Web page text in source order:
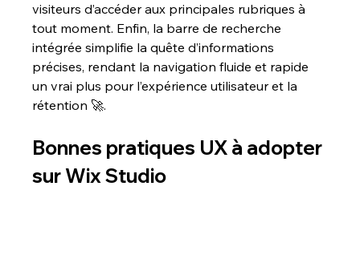
visiteurs d’accéder aux principales rubriques à
tout moment. Enfin, la barre de recherche
intégrée simplifie la quête d’informations
précises, rendant la navigation fluide et rapide
un vrai plus pour l’expérience utilisateur et la
rétention 🚀.
Bonnes pratiques UX à adopter
sur Wix Studio